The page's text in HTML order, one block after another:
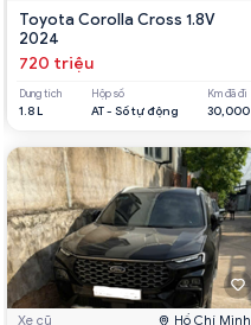
Toyota Corolla Cross 1.8V
2024
720 triệu
Dung tích
1.8 L
Hộp số
AT - Số tự động
Km đã đi
30,000
Xe cũ Hồ Chí Minh